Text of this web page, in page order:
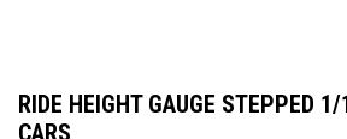
RIDE HEIGHT GAUGE STEPPED
CARS